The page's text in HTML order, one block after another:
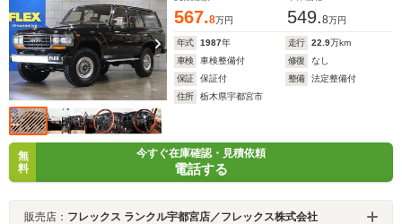
567.8万円 549.8万円
年式 1987年 走行 22.9万km
車検
車検整備付 修復
なし
保証
保証付 整備
法定整備付
住所
栃木県宇都宮市
無
料
今すぐ在庫確認・見積依頼
電話する
販売店： フレックス ランクル宇都宮店／フレックス株式会社